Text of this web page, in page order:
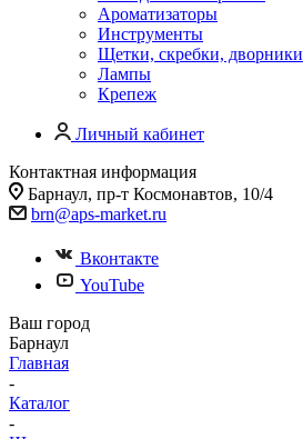
Ароматизаторы
Инструменты
Щетки, скребки, дворники
Лампы
Крепеж
Личный кабинет
Контактная информация
Барнаул, пр-т Космонавтов, 10/4
brn@aps-market.ru
Вконтакте
YouTube
Ваш город
Барнаул
Главная
-
Каталог
-